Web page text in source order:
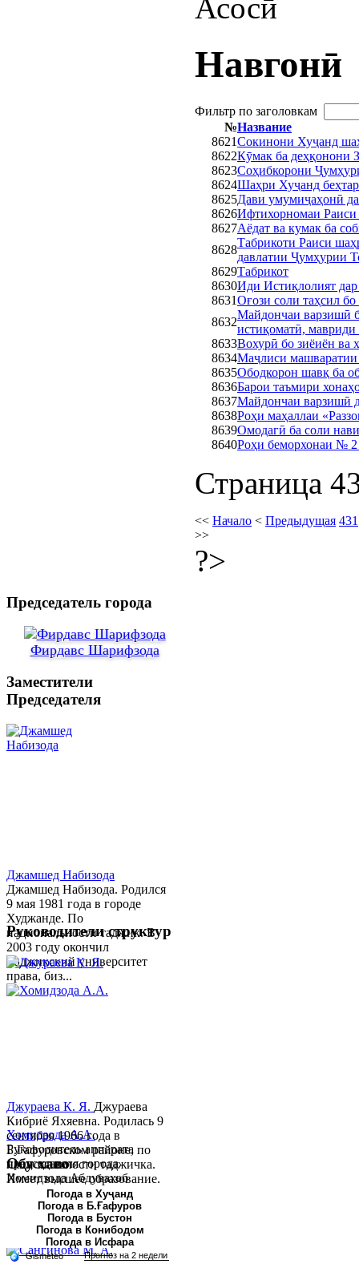
Асосӣ
Навгонӣ
Фильтр по заголовкам
№Название
8621Сокинони Хуҷанд
8622Кӯмак ба деҳқонони
8623Соҳибкорони
8624Шаҳри Хуҷанд
8625Дави умумиҷаҳонӣ
8626Ифтихорномаи
8627Аёдат ва кумак ба
8628
Табрикоти Раиси
давлатии Ҷумҳурии
8629Тaбрикот
8630Иди Истиқлолият
8631Оғози соли таҳсил
8632
Майдончаи варзишӣ
истиқоматӣ, мавриди
8633Вохурӣ бо зиёиён ва
8634Маҷлиси машваратии
8635Ободкорон шавқ ба
8636Барои таъмири
8637Майдончаи варзишӣ
8638Роҳи маҳаллаи
8639Омодагӣ ба соли
8640Роҳи беморхонаи №
Страница
<< Начало < Предыдущая 431
>>
?>
Председатель города
Фирдавс Шарифзода
Заместители
Председателя
Джамшед Набизода
Джамшед Набизода. Родился
9 мая 1981 года в городе
Худжанде. По
национальности таджик. В
2003 году окончил
Таджикский университет
права, биз...
Хомидзода А.А.
Руководитель аппарата
председателя города
Хомидзода Абдувахоб
Абдумаджид родился 8
июня 1978 года в городе
Худжанде. По
национальности...
Руководители структур
Джураева К. Я. Джураева
Кибриё Яхяевна. Родилась 9
сентября 1966 года в
Б.Гафуровском районе, по
национальности таджичка.
Имеет высшее образование.
В 1997 ...
Обу хаво
Погода в Хуҷанд
Погода в Б.Ғафуров
Погода в Бустон
Погода в Конибодом
Погода в Исфара